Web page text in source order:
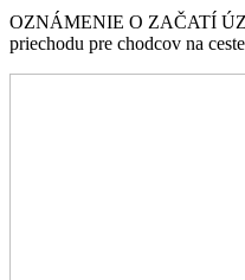
OZNÁMENIE O ZAČATÍ
priechodu pre chodcov na